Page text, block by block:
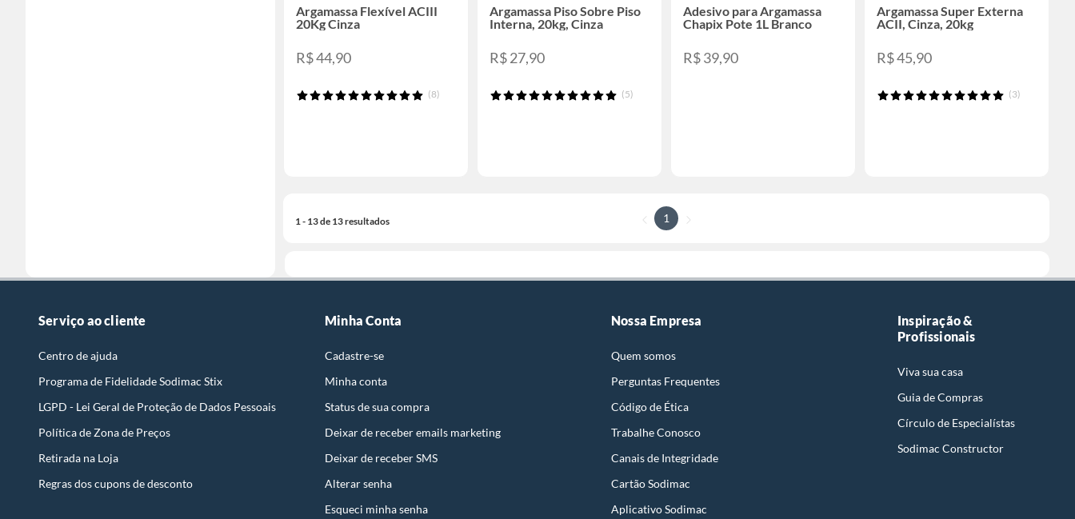
Argamassa Flexível ACIII
20Kg Cinza
R$ 44,90
(8)
Argamassa Piso Sobre Piso
Interna, 20kg, Cinza
R$ 27,90
(5)
Adesivo para Argamassa
Chapix Pote 1L Branco
R$ 39,90
Argamassa Super Externa
ACII, Cinza, 20kg
R$ 45,90
(3)
1 - 13 de 13 resultados 1
Serviço ao cliente
Centro de ajuda
Programa de Fidelidade Sodimac Stix
LGPD - Lei Geral de Proteção de Dados Pessoais
Política de Zona de Preços
Retirada na Loja
Regras dos cupons de desconto
Minha Conta
Cadastre-se
Minha conta
Status de sua compra
Deixar de receber emails marketing
Deixar de receber SMS
Alterar senha
Esqueci minha senha
Nossa Empresa
Quem somos
Perguntas Frequentes
Código de Ética
Trabalhe Conosco
Canais de Integridade
Cartão Sodimac
Aplicativo Sodimac
Inspiração &
Profissionais
Viva sua casa
Guia de Compras
Círculo de Especialístas
Sodimac Constructor